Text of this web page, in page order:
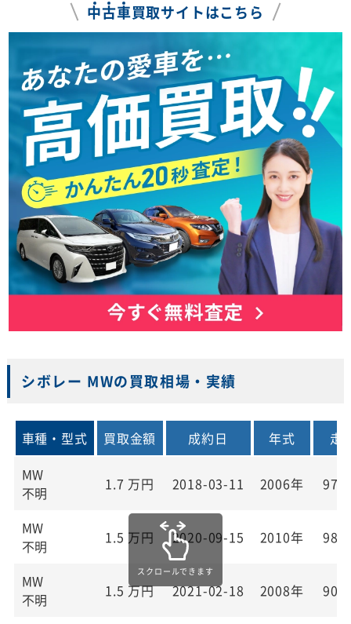
中古車買取サイトはこちら
シボレー MWの買取相場・実績
車種・型式 買取金額 成約日 年式
走
MW
不明
1.7 万円 2018-03-11 2006年
MW
不明
1.5 万円 2020-09-15 2010年
MW
不明
1.5 万円 2021-02-18 2008年